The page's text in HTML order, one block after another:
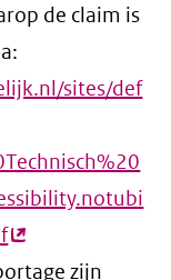
de claim is
sites/def
(externe
link)
zijn